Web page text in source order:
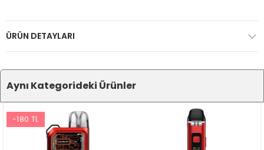
ÜRÜN DETAYLARI
Aynı Kategorideki Ürünler
-180 TL